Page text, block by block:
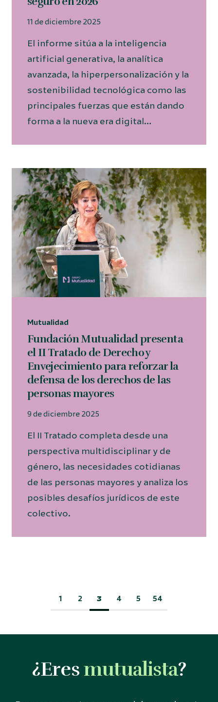
11 de diciembre 2025
El informe sitúa a la inteligencia
artificial generativa, la analítica
avanzada, la hiperpersonalización y la
sostenibilidad tecnológica como las
principales fuerzas que están dando
forma a la nueva era digital…
Mutualidad
Fundación Mutualidad presenta
el II Tratado de Derecho y
Envejecimiento para reforzar la
defensa de los derechos de las
personas mayores
9 de diciembre 2025
El II Tratado completa desde una
perspectiva multidisciplinar y de
género, las necesidades cotidianas
de las personas mayores y analiza los
posibles desafíos jurídicos de este
colectivo.
1 2 3 4 5 54
¿Eresmutualista?